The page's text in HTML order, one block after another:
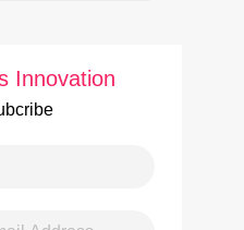
Innovation